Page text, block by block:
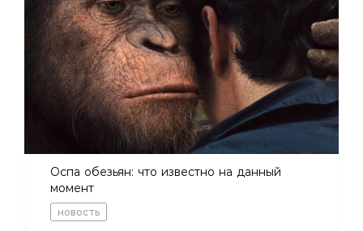
Оспа обезьян: что известно на данный
момент
новость